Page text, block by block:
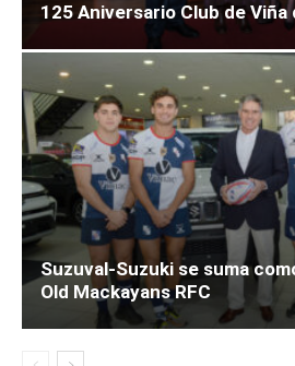
125 Aniversario Club de Viña
Suzuval-Suzuki se suma
Old Mackayans RFC